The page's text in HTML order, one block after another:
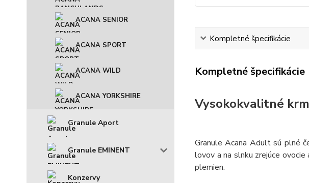
ACANA SENIOR
ACANA SPORT
ACANA WILD
ACANA YORKSHIRE
Granule Aport
Granule EMINENT
Konzervy
Kompletné špecifikácie
Kompletné špecifikácie
Vysokokvalitné
Granule Acana Adult sú plné
lovov a na slnku zrejúce
plemien.